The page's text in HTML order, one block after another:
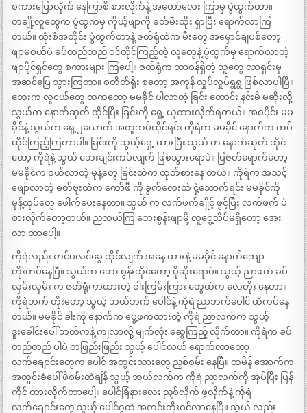
စကားပြောလိုက် နေကြာစိ စားလိုက်နဲ့ အတော်လေး ကြာမှ ပွဲထွက်တာ။
တချို့လူတွေက ပွဲထွက်မှ ကိုယ့်ဖျာကို ဓတ်မီးထိုး ရှာပြီး ရောက်လာကြ
တယ်။ ထုံးစံအတိုင်း ပွဲထွက်တာနဲ့ ဇတ်ရုံထဲက မီးတွေ အမှောင်ချပစ်တော့
ဖျာမဝယ်ပဲ ခပ်တည်တည် ဝင်ထိုင်ကြည့်တဲ့ လူတွေနဲ့ ပွဲထွက်မှ ရောက်လာတဲ့
ဖျာပိုင်ရှင်တွေ စကားများ ကြပေါ့။ ဇတ်ရုံက တာဝန်ရှိတဲ့ သူတွေ လာရှင်းမှ
အဆင်ပြေ သွားကြတာ။ စတိတ်ရိုး စတော့ အကုန် လှုပ်လှုပ်ရွရွ ဖြစ်လာပါပြီ။
ဘေးက လူငယ်တွေ ထကတော့ မမခိုင် ပါလာတဲ့ ခြင်း တောင်း နင်းမိ မဆိုးလို့
သွယ်က နောက်ဆုတ် ထိုင်ပြီး ခြင်းကို ရှေ့ ယူထားလိုက်ရတယ်။ အစပိုင်း မမ
ခိုင်နဲ့ သွယ်က ရှေ့၂ယောက် အတူကပ်ထိုင်ရင်း ကိုရဲက မမခိုင် နောက်က ကပ်
ထိုင်ကြည့်ကြတာပါ။ ခြင်းကို သွယ့်ရှေ့ ထားပြီး သွယ် က နောက်ဆုတ် ထိုင်
တော့ ကိုရဲနဲ့ သွယ် ဘေးချင်းကပ်လျက် ဖြစ်သွားရောပဲ။ ပြဇတ်ရောက်တော့
မမခိုင်က ဝယ်လာတဲ့ မုန့်တွေ ခြင်းထဲက ထုတ်စားနေ တယ်။ ကိုရဲက အသင့်
ဖျော်လာတဲ့ ဓတ်ဗူးထဲက ကော်ဖီ ကို ခွက်လေးထဲ ငှဲ့သောက်ရင်း မမခိုင်ကို
မုန့်ထုပ်တွေ ဖေါက်ပေးနေတာ။ သွယ် က လက်ဖက်ချိုင့် ဖွင့်ပြီး လက်ဖက် ပဲ
စားလိုက်တော့တယ်။ ညလယ်ကြ ဘေးစွန်းဖျာမို့ လူငွေ့သိပ်မရှိတော့ အေး
လာ တာပေါ့။
ကိုရဲလည်း တင်ပလင်ခွေ ထိုင်လျက် အနေ ထားနဲ့ မမခိုင် နောက်ကျော
တိုးကပ်နေပြီ။ သွယ်က ဘေး စွန်းထိုင်တော့ ပိုဆိုးရောပဲ။ သွယ့် ညာဖက် ခပ်
လှမ်းလှမ်း က ဇတ်ရုံကာထားတဲ့ ဝါးကြမ်းကြား တွေထဲက လေတိုး နေတာ။
ကိုရဲဘက် တိုးတော့ သွယ့် ဘယ်ဘက် ပေါင်နဲ့ ကိုရဲ ညာဘက်ပေါင် ထိကပ်နေ
တယ်။ မမခိုင် ခါးကို နောက်က ပွေ့ဖက်ထားတဲ့ ကိုရဲ ညာလက်က သွယ့်
ဒူးခေါင်းပေါ် ဘတ်ကနဲ့ ကျလာလို့ မျက်လုံး ဆွေကြည့် လိုက်တာ။ ကိုရဲက ခပ်
တည်တည် ပါပဲ တဖြည်းဖြည်း သွယ့် ပေါင်လယ် ရောက်လာတော့
လက်ချောင်းတွေက ပေါင် အတွင်းသားတွေ ညှစ်စမ်း နေပြီ။ ထမိန် အောက်က
အတွင်းခံပေါ် ဖိစမ်းတဲချိန် သွယ့် ဘယ်လက်က ကိုရဲ ညာလက်ကို အုပ်ပြီး ပြန်
ကိုင် ထားလိုက်တာပေါ့။ ပေါင်ခြံနားလေး ညှစ်လိုက် ဖွလိုက်နဲ့ ကိုရဲ
လက်ချောင်းတွေ သွယ့် ပေါင်ဂွထဲ အတင်းတိုးဝင်လာနေပြီ။ သွယ် လည်း